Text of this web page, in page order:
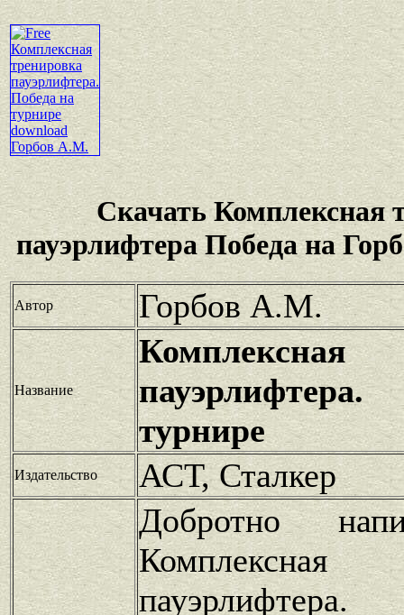
Скачать Комплексная
пауэрлифтера Победа на
Автор Горбов А.М.
Название
Комплексная
турнире
Издательство АСТ, Сталкер
Добротно
Комплексная